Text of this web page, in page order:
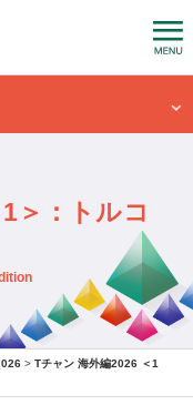
＞：トルコ
> Tチャン 海外編2026 ＜1